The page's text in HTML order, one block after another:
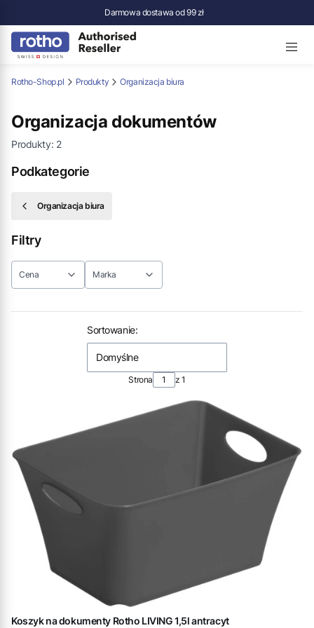
Darmowa dostawa od 99 zł
Rotho-Shop.pl Produkty Organizacja biura
Organizacja dokumentów
Produkty: 2
Podkategorie
Organizacja biura
Filtry
Cena Marka
Lista produktów
Sortowanie:
Domyślne
Strona z 1
Koszyk na dokumenty Rotho LIVING 1,5l antracyt